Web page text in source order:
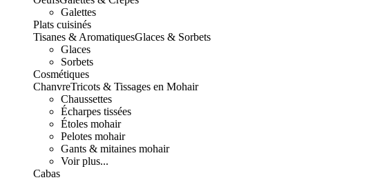
Galettes
Plats cuisinés
Tisanes & AromatiquesGlaces & Sorbets
Glaces
Sorbets
Cosmétiques
ChanvreTricots & Tissages en Mohair
Chaussettes
Écharpes tissées
Étoles mohair
Pelotes mohair
Gants & mitaines mohair
Voir plus...
Cabas